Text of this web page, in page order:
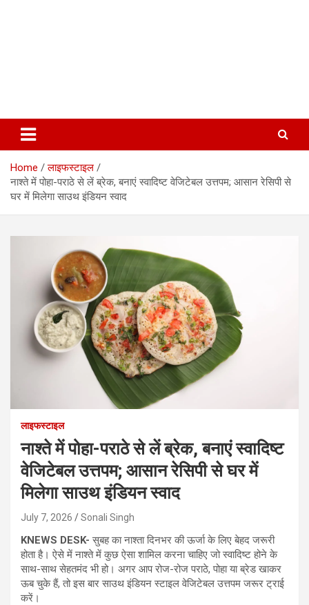
Home
लाइफस्टाइल
नाश्ते में पोहा-पराठे से लें ब्रेक, बनाएं स्वादिष्ट वेजिटेबल उत्तपम; आसान रेसिपी से
घर में मिलेगा साउथ इंडियन स्वाद
लाइफस्टाइल
नाश्ते में पोहा-पराठे से लें ब्रेक, बनाएं स्वादिष्ट
वेजिटेबल उत्तपम; आसान रेसिपी से घर में
मिलेगा साउथ इंडियन स्वाद
July 7, 2026 Sonali Singh
KNEWS DESK- सुबह का नाश्ता दिनभर की ऊर्जा के लिए बेहद जरूरी
होता है। ऐसे में नाश्ते में कुछ ऐसा शामिल करना चाहिए जो स्वादिष्ट होने के
साथ-साथ सेहतमंद भी हो। अगर आप रोज-रोज पराठे, पोहा या ब्रेड खाकर
ऊब चुके हैं, तो इस बार साउथ इंडियन स्टाइल वेजिटेबल उत्तपम जरूर ट्राई
करें।